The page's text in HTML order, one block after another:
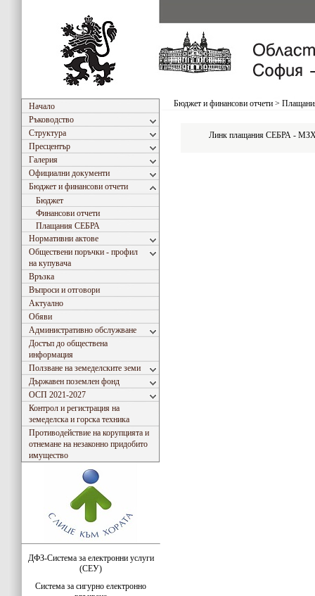
Начало
Ръководство
Структура
Пресцентър
Галерия
Официални документи
Бюджет и финансови отчети
Бюджет
Финансови отчети
Плащания СЕБРА
Нормативни актове
Обществени поръчки - профил
на купувача
Връзка
Въпроси и отговори
Актуално
Обяви
Административно обслужване
Достъп до обществена
информация
Ползване на земеделските земи
Държавен поземлен фонд
ОСП 2021-2027
Контрол и регистрация на
земеделска и горска техника
Противодействие на корупцията и
отнемане на незаконно придобито
имущество
ДФЗ-Система за електронни услуги
(СЕУ)
Система за сигурно електронно
Бюджет и финансови отчети >
Линк плащания СЕБРА -